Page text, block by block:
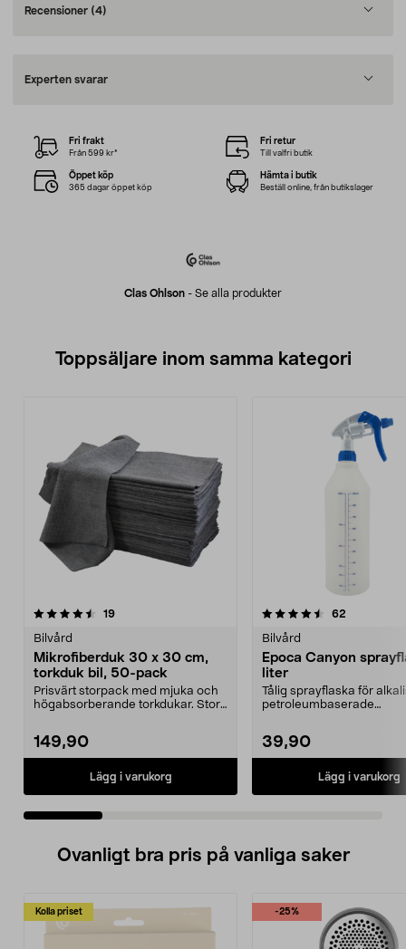
Recensioner (4)
Experten svarar
Clas Ohlson - Se alla produkter
Fri frakt
Från 599 kr*
Fri retur
Till valfri butik
Öppet köp
365 dagar öppet köp
Hämta i butik
Beställ online, från butikslager
Toppsäljare inom samma kategori
19recensioner
Bilvård
Mikrofiberduk 30 x 30 cm,
torkduk bil, 50-pack
Prisvärt storpack med mjuka och
högabsorberande torkdukar. Stora
149,90
Lägg i varukorg
4.5 av 5 stjärnor 62
Bilvård
Epoca Canyon
liter
Tålig sprayflaska för
petroleumbaserade
39,90
Lägg i varukorg
4.0 av 5 stjärnor
Ovanligt bra pris på vanliga saker
Kolla priset -25%